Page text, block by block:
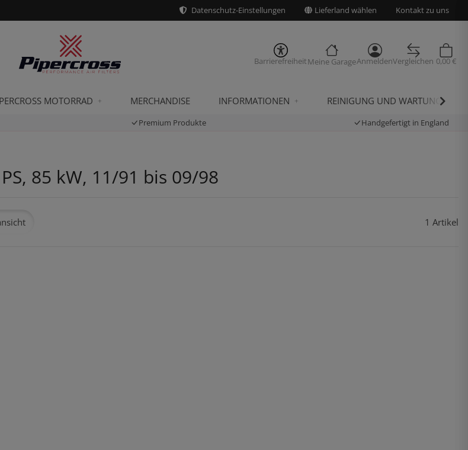
Datenschutz-Einstellungen Lieferland wählen Kontakt zu uns
BarrierefreiheitMeine GarageAnmeldenVergleichen 0,00 €
MOTORRAD MERCHANDISE INFORMATIONEN REINIGUNG UND WARTUNG
Premium Produkte Handgefertigt in England
85 kW, 11/91 bis 09/98
1 Artikel